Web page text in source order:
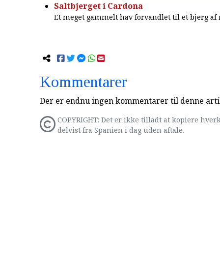
Saltbjerget i Cardona
Et meget gammelt hav forvandlet til et bjerg af
Kommentarer
Der er endnu ingen kommentarer til denne
COPYRIGHT: Det er ikke tilladt at kopiere
delvist fra Spanien i dag uden aftale.